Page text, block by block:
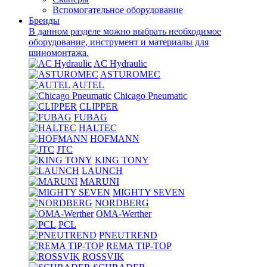
Вспомогательное оборудование
Бренды
В данном разделе можно выбрать необходимое
оборудование, инструмент и материалы для
шиномонтажа.
AC Hydraulic
ASTUROMEC
AUTEL
Chicago Pneumatic
CLIPPER
FUBAG
HALTEC
HOFMANN
JTC
KING TONY
LAUNCH
MARUNI
MIGHTY SEVEN
NORDBERG
OMA-Werther
PCL
PNEUTREND
REMA TIP-TOP
ROSSVIK